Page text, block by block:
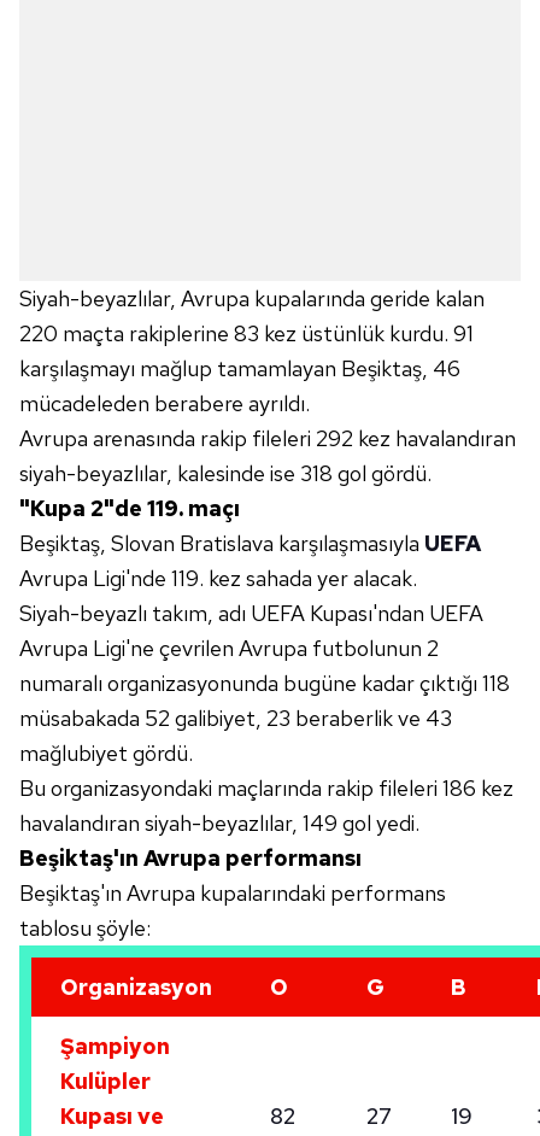
Siyah-beyazlılar, Avrupa kupalarında geride kalan
220 maçta rakiplerine 83 kez üstünlük kurdu. 91
karşılaşmayı mağlup tamamlayan Beşiktaş, 46
mücadeleden berabere ayrıldı.
Avrupa arenasında rakip fileleri 292 kez havalandıran
siyah-beyazlılar, kalesinde ise 318 gol gördü.
"Kupa 2"de 119. maçı
Beşiktaş, Slovan Bratislava karşılaşmasıyla UEFA
Avrupa Ligi'nde 119. kez sahada yer alacak.
Siyah-beyazlı takım, adı UEFA Kupası'ndan UEFA
Avrupa Ligi'ne çevrilen Avrupa futbolunun 2
numaralı organizasyonunda bugüne kadar çıktığı 118
müsabakada 52 galibiyet, 23 beraberlik ve 43
mağlubiyet gördü.
Bu organizasyondaki maçlarında rakip fileleri 186 kez
havalandıran siyah-beyazlılar, 149 gol yedi.
Beşiktaş'ın Avrupa performansı
Beşiktaş'ın Avrupa kupalarındaki performans
tablosu şöyle:
Organizasyon O G B
Şampiyon
Kulüpler
Kupası ve
82 27 19